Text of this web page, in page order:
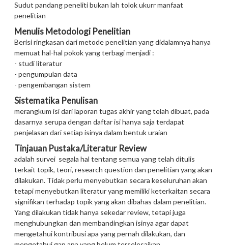
Sudut pandang peneliti bukan lah tolok ukurr manfaat
penelitian
Menulis Metodologi Penelitian
Berisi ringkasan dari metode penelitian yang didalamnya hanya
memuat hal-hal pokok yang terbagi menjadi :
- studi literatur
- pengumpulan data
- pengembangan sistem
Sistematika Penulisan
merangkum isi dari laporan tugas akhir yang telah dibuat, pada
dasarnya serupa dengan daftar isi hanya saja terdapat
penjelasan dari setiap isinya dalam bentuk uraian
Tinjauan Pustaka/Literatur Review
adalah survei segala hal tentang semua yang telah ditulis
terkait topik, teori, research question dan penelitian yang akan
dilakukan. Tidak perlu menyebutkan secara keseluruhan akan
tetapi menyebutkan literatur yang memiliki keterkaitan secara
signifikan terhadap topik yang akan dibahas dalam penelitian.
Yang dilakukan tidak hanya sekedar review, tetapi juga
menghubungkan dan membandingkan isinya agar dapat
mengetahui kontribusi apa yang pernah dilakukan, dan